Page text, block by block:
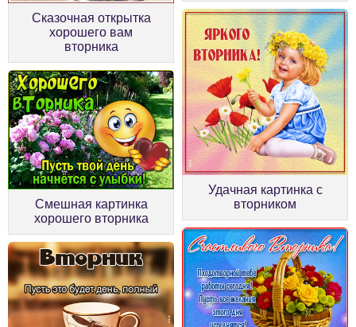
Сказочная открытка
хорошего вам
вторника
Смешная картинка
хорошего вторника
Удачная картинка с
вторником